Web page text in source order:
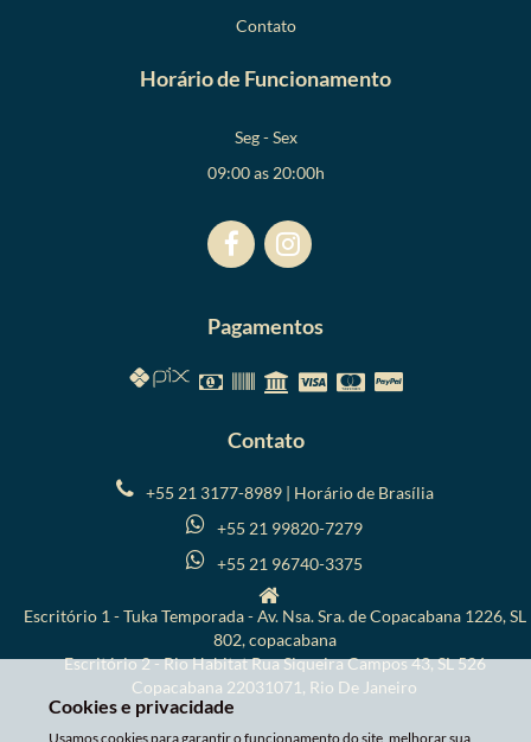
Contato
Horário de Funcionamento
Seg - Sex
09:00 as 20:00h
Pagamentos
Contato
+55 21 3177-8989 | Horário de Brasília
+55 21 99820-7279
+55 21 96740-3375
Escritório 1 - Tuka Temporada - Av. Nsa. Sra. de Copacabana 1226, SL
802, copacabana
Escritório 2 - Rio Habitat Rua Siqueira Campos 43, SL 526
Copacabana 22031071, Rio De Janeiro
Cookies e privacidade
Usamos cookies para garantir o funcionamento do site, melhorar sua